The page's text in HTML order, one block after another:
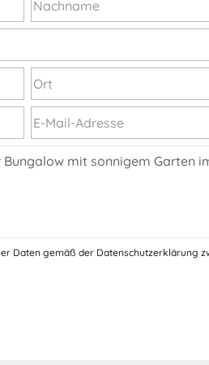
Daten gemäß der Datenschutzerklärung